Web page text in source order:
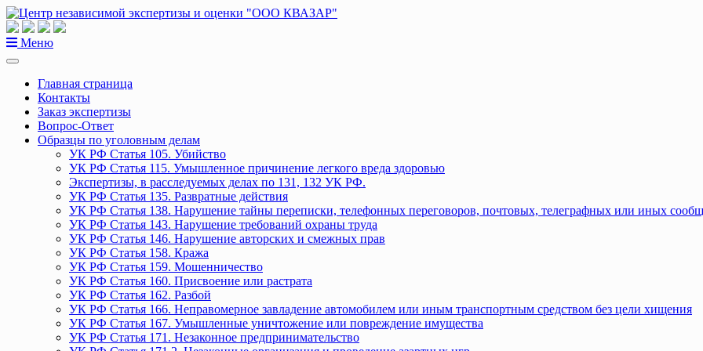
Перейти
к
содержанию
Меню
Главная страница
Контакты
Заказ экспертизы
Вопрос-Ответ
Образцы по уголовным делам
УК РФ Статья 105. Убийство
УК РФ Статья 115. Умышленное причинение легкого вреда здоровью
Экспертизы, в расследуемых делах по 131, 132 УК РФ.
УК РФ Статья 135. Развратные действия
УК РФ Статья 138. Нарушение тайны переписки, телефонных переговоров, почтовых, телеграфных или иных
УК РФ Статья 143. Нарушение требований охраны труда
УК РФ Статья 146. Нарушение авторских и смежных прав
УК РФ Статья 158. Кража
УК РФ Статья 159. Мошенничество
УК РФ Статья 160. Присвоение или растрата
УК РФ Статья 162. Разбой
УК РФ Статья 166. Неправомерное завладение автомобилем или иным транспортным средством без цели хищения
УК РФ Статья 167. Умышленные уничтожение или повреждение имущества
УК РФ Статья 171. Незаконное предпринимательство